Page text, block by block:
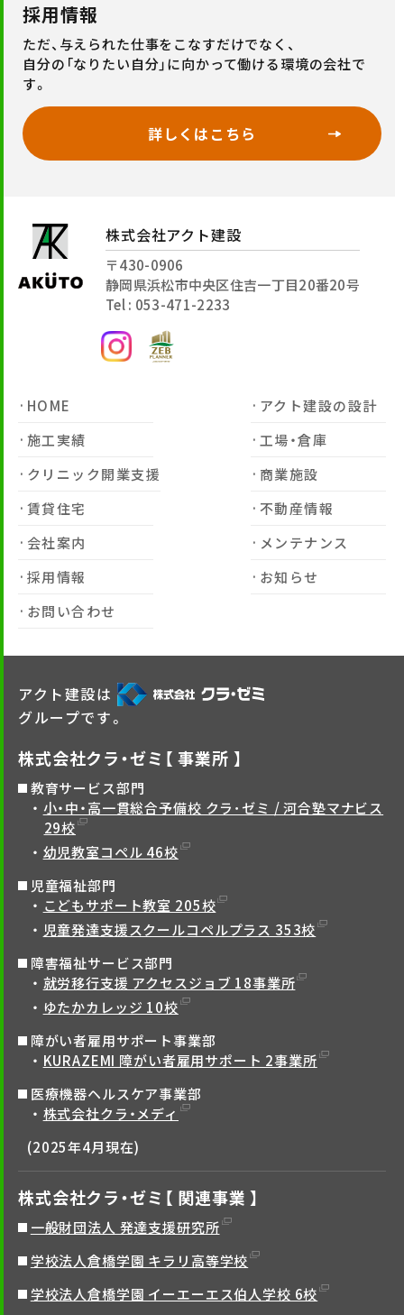
採用情報
ただ、与えられた仕事をこなすだけでなく、
自分の「なりたい自分」に向かって働ける環境の会社で
す。
詳しくはこちら
株式会社アクト建設
〒430-0906
静岡県浜松市中央区住吉一丁目20番20号
Tel : 053-471-2233
HOME
アクト建設の設計
施工実績
工場・倉庫
クリニック開業支援
商業施設
賃貸住宅
不動産情報
会社案内
メンテナンス
採用情報
お知らせ
お問い合わせ
アクト建設は
グループです。
株式会社クラ・ゼミ【 事業所 】
教育サービス部門
小・中・高一貫総合予備校 クラ･ゼミ / 河合塾マナビス
29校
幼児教室コペル 46校
児童福祉部門
こどもサポート教室 205校
児童発達支援スクールコペルプラス 353校
障害福祉サービス部門
就労移行支援 アクセスジョブ 18事業所
ゆたかカレッジ 10校
障がい者雇用サポート事業部
KURAZEMI 障がい者雇用サポート 2事業所
医療機器ヘルスケア事業部
株式会社クラ・メディ
(2025年4月現在)
株式会社クラ・ゼミ【 関連事業 】
一般財団法人 発達支援研究所
学校法人倉橋学園 キラリ高等学校
学校法人倉橋学園 イーエーエス伯人学校 6校